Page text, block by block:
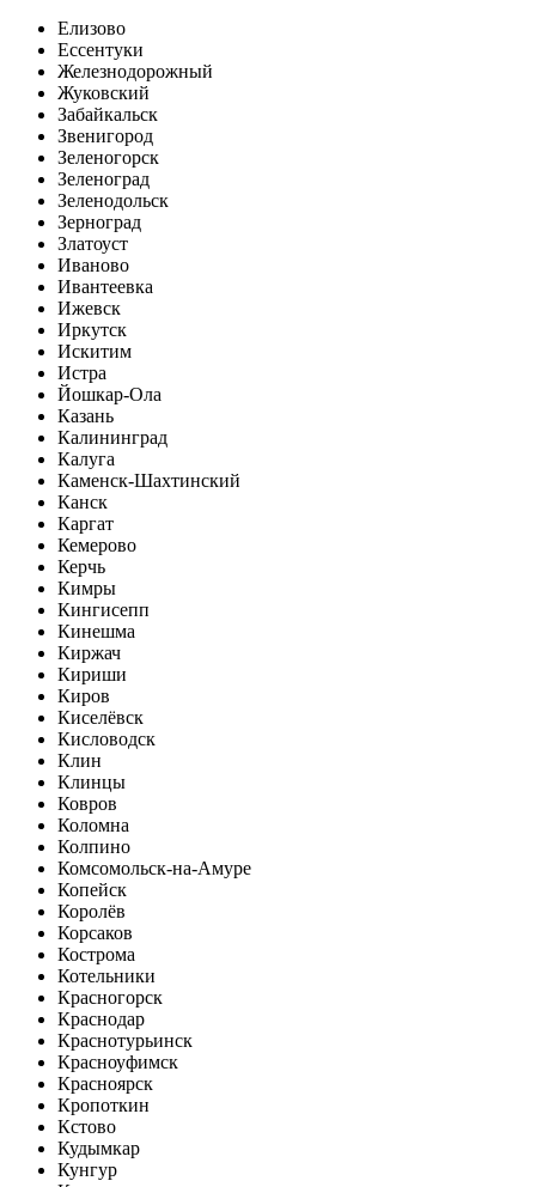
Елизово
Ессентуки
Железнодорожный
Жуковский
Забайкальск
Звенигород
Зеленогорск
Зеленоград
Зеленодольск
Зерноград
Златоуст
Иваново
Ивантеевка
Ижевск
Иркутск
Искитим
Истра
Йошкар-Ола
Казань
Калининград
Калуга
Каменск-Шахтинский
Канск
Каргат
Кемерово
Керчь
Кимры
Кингисепп
Кинешма
Киржач
Кириши
Киров
Киселёвск
Кисловодск
Клин
Клинцы
Ковров
Коломна
Колпино
Комсомольск-на-Амуре
Копейск
Королёв
Корсаков
Кострома
Котельники
Красногорск
Краснодар
Краснотурьинск
Красноуфимск
Красноярск
Кропоткин
Кстово
Кудымкар
Кунгур